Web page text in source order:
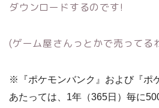
ダウンロードするのです!
(ゲーム屋さんっとかで売ってる
※『ポケモンバンク』および『ポ
あたっては、1年（365日）毎に